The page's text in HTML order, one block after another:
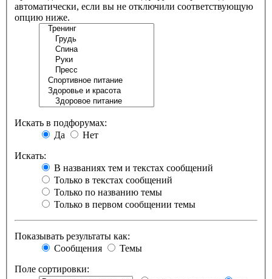
автоматически, если вы не отключили соответствующую
опцию ниже.
Искать в подфорумах:
Да
Нет
Искать:
В названиях тем и текстах сообщений
Только в текстах сообщений
Только по названию темы
Только в первом сообщении темы
Показывать результаты как:
Сообщения
Темы
Поле сортировки: